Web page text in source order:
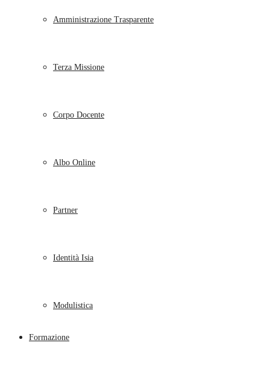
Amministrazione Trasparente
Terza Missione
Corpo Docente
Albo Online
Partner
Identità Isia
Modulistica
Formazione